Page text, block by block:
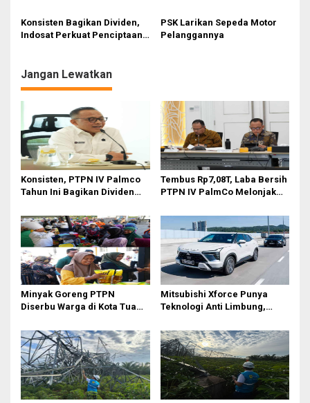
Konsisten Bagikan Dividen,
Indosat Perkuat Penciptaan
PSK Larikan Sepeda Motor
Pelanggannya
Jangan Lewatkan
Konsisten, PTPN IV Palmco
Tahun Ini Bagikan Dividen
Tembus Rp7,08T, Laba Bersih
PTPN IV PalmCo Melonjak
Ditopang Produksi dan
Efisiensi
Minyak Goreng PTPN
Diserbu Warga di Kota Tua
Mitsubishi Xforce Punya
Teknologi Anti Limbung,